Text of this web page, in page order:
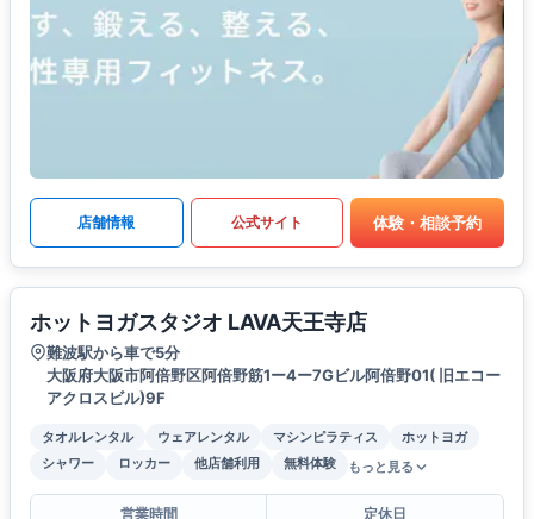
店舗情報 公式サイト 体験・相談予約
ホットヨガスタジオ LAVA天王寺店
難波駅から車で5分
大阪府大阪市阿倍野区阿倍野筋1ー4ー7Gビル阿倍野01( 旧エコー
アクロスビル)9F
タオルレンタル ウェアレンタル マシンピラティス
ホットヨガ
シャワー
ロッカー 他店舗利用 無料体験 もっと見る
営業時間
定休日